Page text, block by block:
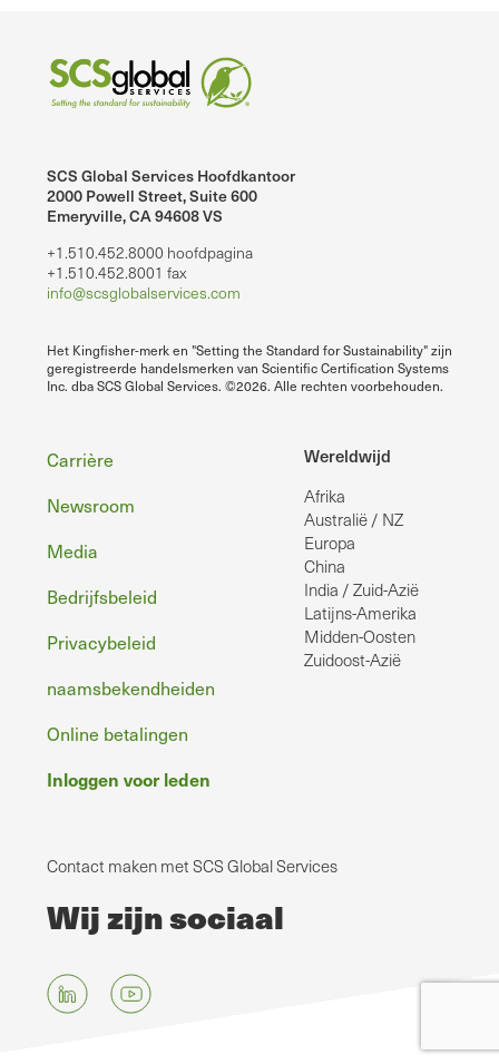
SCS Global Services Hoofdkantoor
2000 Powell Street, Suite 600
Emeryville, CA 94608 VS
+1.510.452.8000 hoofdpagina
+1.510.452.8001 fax
info@scsglobalservices.com
Het Kingfisher-merk en "Setting the Standard for Sustainability" zijn
geregistreerde handelsmerken van Scientific Certification Systems
Inc. dba SCS Global Services. ©2026. Alle rechten voorbehouden.
Wereldwijd
Afrika
Australië / NZ
Europa
China
India / Zuid-Azië
Latijns-Amerika
Midden-Oosten
Zuidoost-Azië
Voettekst
Carrière
Newsroom
Media
Bedrijfsbeleid
Privacybeleid
naamsbekendheiden
Online betalingen
Inloggen voor leden
Contact maken met SCS Global Services
Wij zijn sociaal